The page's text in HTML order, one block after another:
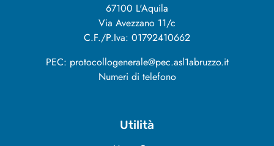
67100 L'Aquila
Via Avezzano 11/c
C.F./P.Iva: 01792410662
PEC: protocollogenerale@pec.asl1abruzzo.it
Numeri di telefono
Utilità